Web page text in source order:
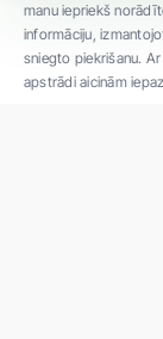
manu iepriekš
informāciju,
sniegto piekrišanu.
apstrādi aicinām